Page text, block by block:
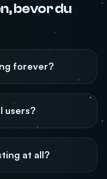
bevor du
forever?
users?
at all?